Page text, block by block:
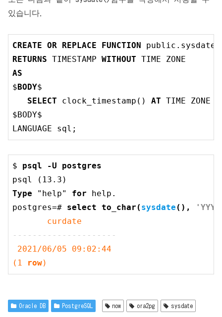
있습니다.
CREATE OR REPLACE
FUNCTION
RETURNS TIMESTAMP WITHOUT TIME
AS
$BODY$
SELECT clock_timestamp() AT TIME ZONE
$BODY$
LANGUAGE sql;
$ psql -U postgres
psql ( 13.3
Type "help" for help.
postgres=# select to_char( sysdate (),
---------------------
2021 /06/05 09 : 02 : 44
( 1 row)
Oracle DB PostgreSQL now ora2pg sysdate